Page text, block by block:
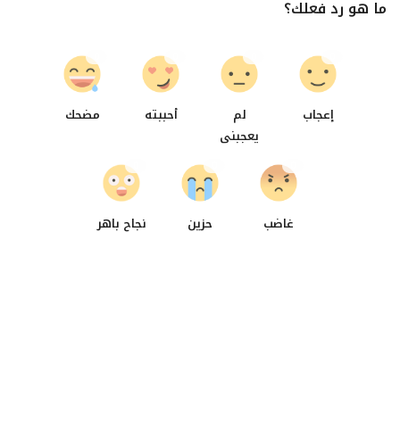
ما هو رد فعلك؟
إعجاب
لم
يعجبنى
أحببته مضحك
غاضب
0
حزين نجاح باهر